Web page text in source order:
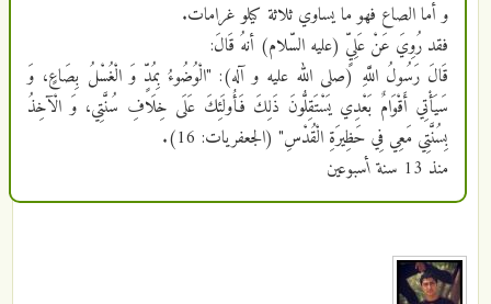
و أما الصاع فهو ما يساوي ثلاثة كيلو غرامات.
فقد رُوِيَ عَنْ عَلِيٍّ (عليه السّلام) أنهُ قَالَ:
قَالَ رَسُولُ اللَّهِ (صلى الله عليه و آله)‏: "الْوُضُوءُ بِمُدٍّ وَ الْغُسْلُ بِصَاعٍ، وَ
سَيَأْتِي أَقْوَامٌ بَعْدِي يَسْتَقِلُّونَ ذَلِكَ فَأُولَئِكَ عَلَى خِلَافِ سُنَّتِي، وَ الْآخِذُ
بِسُنَّتِي مَعِي فِي حَظِيرَةِ الْقُدْسِ" (الجعفريات: 16).
منذ 13 سنة أسبوعين